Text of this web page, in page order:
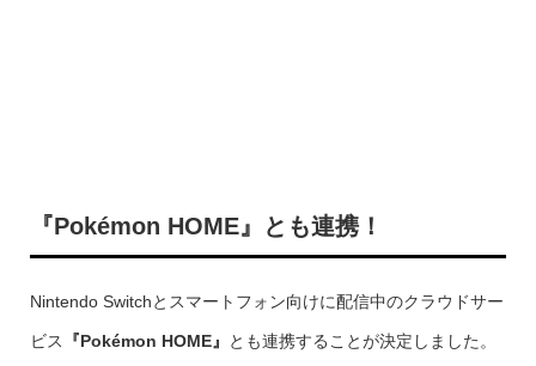
『Pokémon HOME』とも連携！
Nintendo Switchとスマートフォン向けに配信中のクラウドサー
ビス 『Pokémon HOME』 とも連携することが決定しました。